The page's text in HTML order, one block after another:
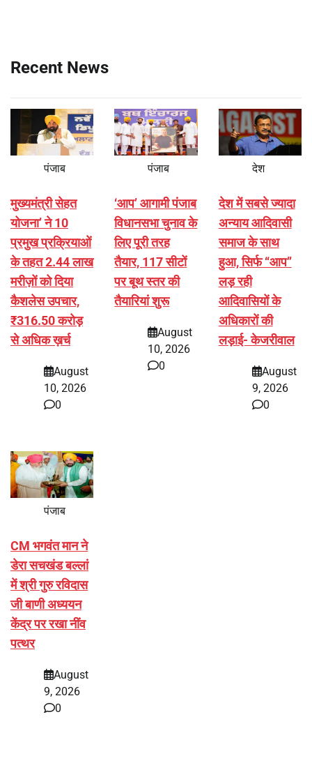
Recent News
पंजाब
मुख्यमंत्री सेहत
योजना’ ने 10
प्रमुख प्रक्रियाओं
के तहत 2.44 लाख
मरीज़ों को दिया
कैशलेस उपचार,
₹316.50 करोड़
से अधिक ख़र्च
August
10, 2026
0
पंजाब
‘आप’ आगामी पंजाब
विधानसभा चुनाव के
लिए पूरी तरह
तैयार, 117 सीटों
पर बूथ स्तर की
तैयारियां शुरू
August
10, 2026
0
देश
देश में सबसे ज्यादा
अन्याय आदिवासी
समाज के साथ
हुआ, सिर्फ ‘‘आप’’
लड़ रही
आदिवासियों के
अधिकारों की
लड़ाई- केजरीवाल
August
9, 2026
0
पंजाब
CM भगवंत मान ने
डेरा सचखंड बल्लां
में श्री गुरु रविदास
जी बाणी अध्ययन
केंद्र पर रखा नींव
पत्थर
August
9, 2026
0